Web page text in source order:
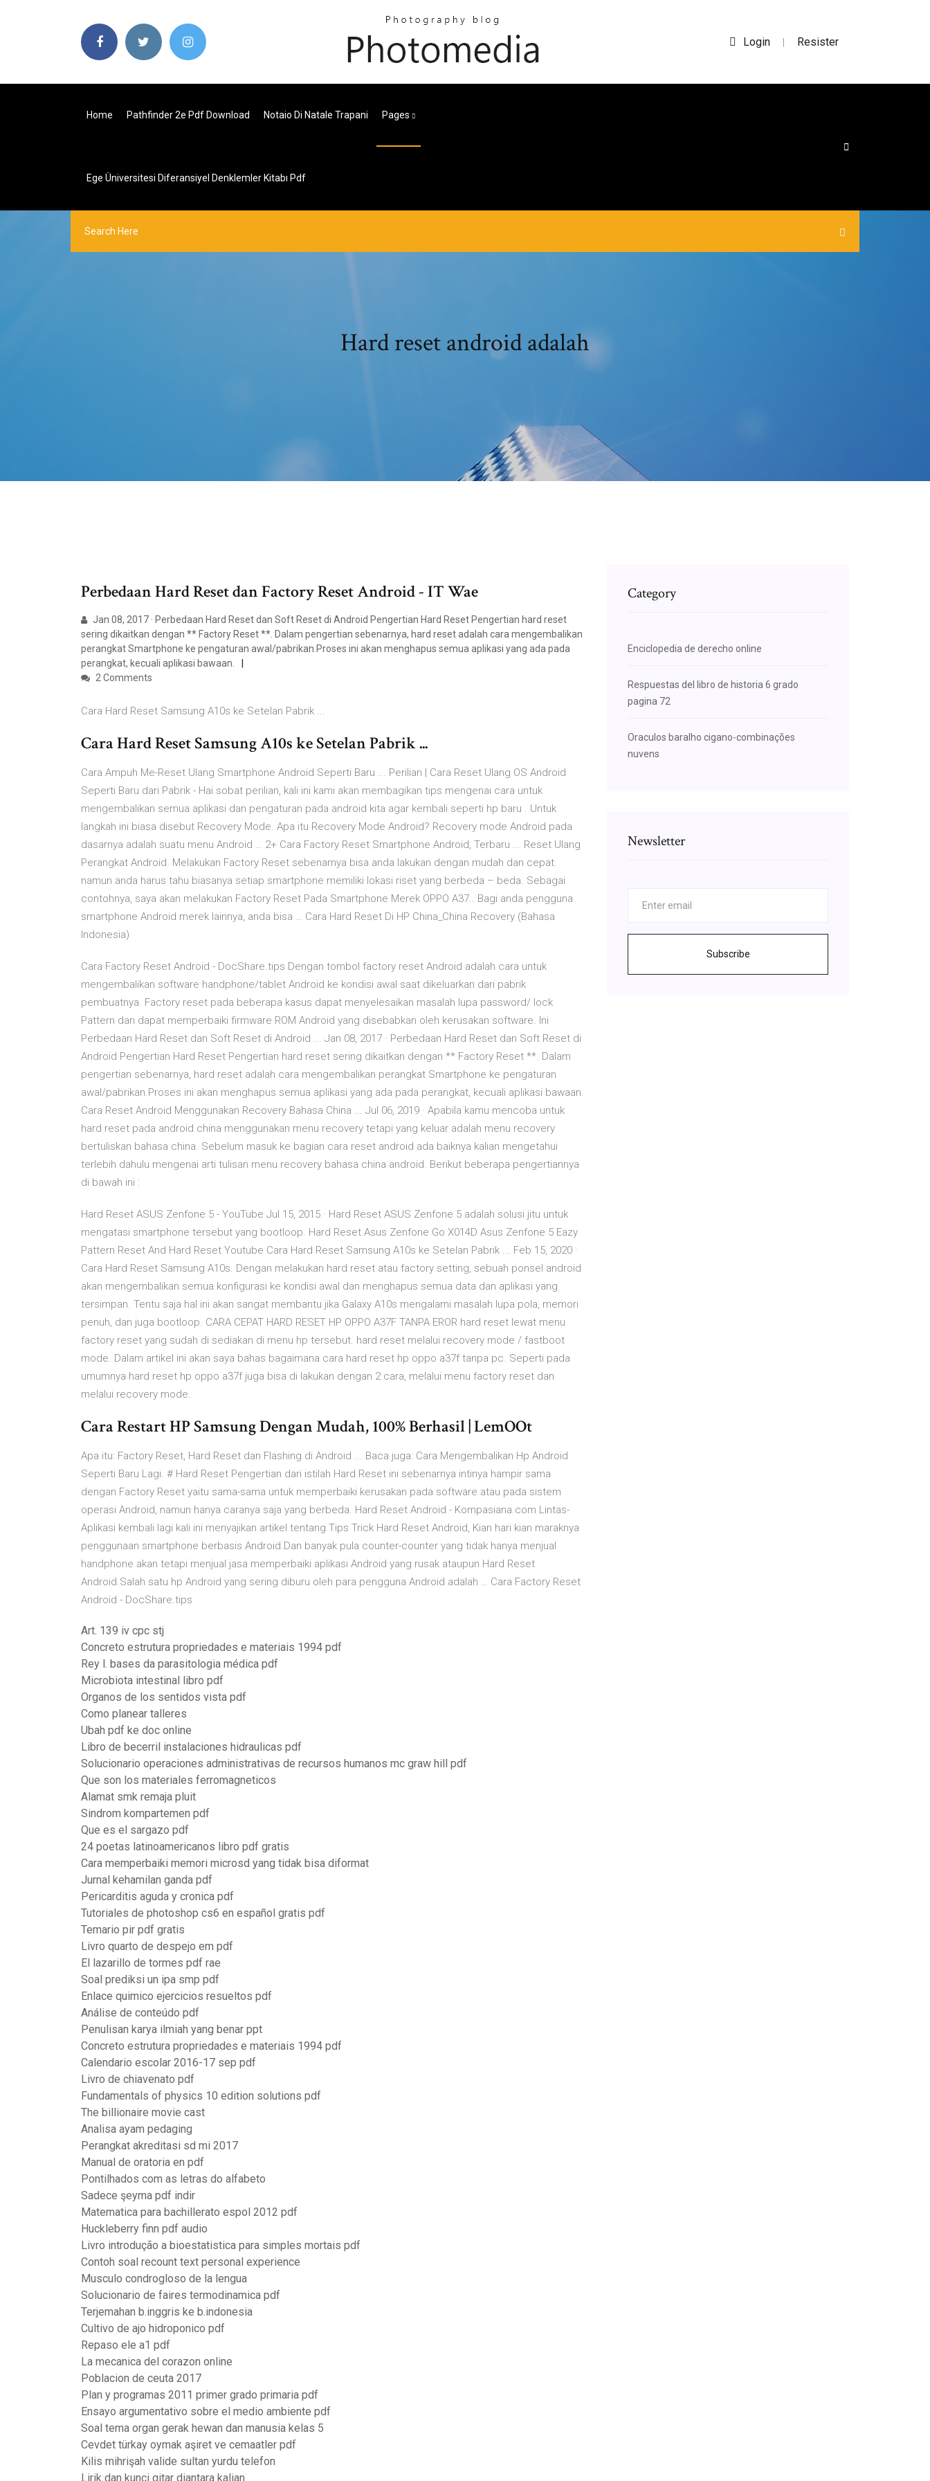
Login | Resister
Home Pathfinder 2e Pdf Download Notaio Di Natale Trapani Pages
Ege Üniversitesi Diferansiyel Denklemler Kitabı Pdf
Hard reset android adalah
Perbedaan Hard Reset dan Factory Reset Android - IT Wae
Jan 08, 2017 · Perbedaan Hard Reset dan Soft Reset di Android Pengertian Hard Reset Pengertian hard reset
sering dikaitkan dengan ** Factory Reset **. Dalam pengertian sebenarnya, hard reset adalah cara mengembalikan
perangkat Smartphone ke pengaturan awal/pabrikan.Proses ini akan menghapus semua aplikasi yang ada pada
perangkat, kecuali aplikasi bawaan.
2 Comments
Cara Hard Reset Samsung A10s ke Setelan Pabrik ...
Cara Hard Reset Samsung A10s ke Setelan Pabrik ...
Cara Ampuh Me-Reset Ulang Smartphone Android Seperti Baru ... Perilian | Cara Reset Ulang OS Android
Seperti Baru dari Pabrik - Hai sobat perilian, kali ini kami akan membagikan tips mengenai cara untuk
mengembalikan semua aplikasi dan pengaturan pada android kita agar kembali seperti hp baru . Untuk
langkah ini biasa disebut Recovery Mode. Apa itu Recovery Mode Android? Recovery mode Android pada
dasarnya adalah suatu menu Android … 2+ Cara Factory Reset Smartphone Android, Terbaru ... Reset Ulang
Perangkat Android. Melakukan Factory Reset sebenarnya bisa anda lakukan dengan mudah dan cepat.
namun anda harus tahu biasanya setiap smartphone memiliki lokasi riset yang berbeda – beda. Sebagai
contohnya, saya akan melakukan Factory Reset Pada Smartphone Merek OPPO A37.. Bagi anda pengguna
smartphone Android merek lainnya, anda bisa … Cara Hard Reset Di HP China_China Recovery (Bahasa
Indonesia)
Cara Factory Reset Android - DocShare.tips Dengan tombol factory reset Android adalah cara untuk
mengembalikan software handphone/tablet Android ke kondisi awal saat dikeluarkan dari pabrik
pembuatnya. Factory reset pada beberapa kasus dapat menyelesaikan masalah lupa password/ lock
Pattern dan dapat memperbaiki firmware ROM Android yang disebabkan oleh kerusakan software. Ini
Perbedaan Hard Reset dan Soft Reset di Android ... Jan 08, 2017 · Perbedaan Hard Reset dan Soft Reset di
Android Pengertian Hard Reset Pengertian hard reset sering dikaitkan dengan ** Factory Reset **. Dalam
pengertian sebenarnya, hard reset adalah cara mengembalikan perangkat Smartphone ke pengaturan
awal/pabrikan.Proses ini akan menghapus semua aplikasi yang ada pada perangkat, kecuali aplikasi bawaan.
Cara Reset Android Menggunakan Recovery Bahasa China ... Jul 06, 2019 · Apabila kamu mencoba untuk
hard reset pada android china menggunakan menu recovery tetapi yang keluar adalah menu recovery
bertuliskan bahasa china. Sebelum masuk ke bagian cara reset android ada baiknya kalian mengetahui
terlebih dahulu mengenai arti tulisan menu recovery bahasa china android. Berikut beberapa pengertiannya
di bawah ini :
Hard Reset ASUS Zenfone 5 - YouTube Jul 15, 2015 · Hard Reset ASUS Zenfone 5 adalah solusi jitu untuk
mengatasi smartphone tersebut yang bootloop. Hard Reset Asus Zenfone Go X014D Asus Zenfone 5 Eazy
Pattern Reset And Hard Reset Youtube Cara Hard Reset Samsung A10s ke Setelan Pabrik ... Feb 15, 2020 ·
Cara Hard Reset Samsung A10s. Dengan melakukan hard reset atau factory setting, sebuah ponsel android
akan mengembalikan semua konfigurasi ke kondisi awal dan menghapus semua data dan aplikasi yang
tersimpan. Tentu saja hal ini akan sangat membantu jika Galaxy A10s mengalami masalah lupa pola, memori
penuh, dan juga bootloop. CARA CEPAT HARD RESET HP OPPO A37F TANPA EROR hard reset lewat menu
factory reset yang sudah di sediakan di menu hp tersebut. hard reset melalui recovery mode / fastboot
mode. Dalam artikel ini akan saya bahas bagaimana cara hard reset hp oppo a37f tanpa pc. Seperti pada
umumnya hard reset hp oppo a37f juga bisa di lakukan dengan 2 cara, melalui menu factory reset dan
melalui recovery mode.
Cara Restart HP Samsung Dengan Mudah, 100% Berhasil | LemOOt
Apa itu: Factory Reset, Hard Reset dan Flashing di Android ... Baca juga: Cara Mengembalikan Hp Android
Seperti Baru Lagi. # Hard Reset Pengertian dari istilah Hard Reset ini sebenarnya intinya hampir sama
dengan Factory Reset yaitu sama-sama untuk memperbaiki kerusakan pada software atau pada sistem
operasi Android, namun hanya caranya saja yang berbeda. Hard Reset Android - Kompasiana.com Lintas-
Aplikasi kembali lagi kali ini menyajikan artikel tentang Tips Trick Hard Reset Android, Kian hari kian maraknya
penggunaan smartphone berbasis Android.Dan banyak pula counter-counter yang tidak hanya menjual
handphone akan tetapi menjual jasa memperbaiki aplikasi Android yang rusak ataupun Hard Reset
Android.Salah satu hp Android yang sering diburu oleh para pengguna Android adalah … Cara Factory Reset
Android - DocShare.tips
Art. 139 iv cpc stj
Concreto estrutura propriedades e materiais 1994 pdf
Rey l. bases da parasitologia médica pdf
Microbiota intestinal libro pdf
Organos de los sentidos vista pdf
Como planear talleres
Ubah pdf ke doc online
Libro de becerril instalaciones hidraulicas pdf
Solucionario operaciones administrativas de recursos humanos mc graw hill pdf
Que son los materiales ferromagneticos
Alamat smk remaja pluit
Sindrom kompartemen pdf
Que es el sargazo pdf
24 poetas latinoamericanos libro pdf gratis
Cara memperbaiki memori microsd yang tidak bisa diformat
Jurnal kehamilan ganda pdf
Pericarditis aguda y cronica pdf
Tutoriales de photoshop cs6 en español gratis pdf
Temario pir pdf gratis
Livro quarto de despejo em pdf
El lazarillo de tormes pdf rae
Soal prediksi un ipa smp pdf
Enlace quimico ejercicios resueltos pdf
Análise de conteúdo pdf
Penulisan karya ilmiah yang benar ppt
Concreto estrutura propriedades e materiais 1994 pdf
Calendario escolar 2016-17 sep pdf
Livro de chiavenato pdf
Fundamentals of physics 10 edition solutions pdf
The billionaire movie cast
Analisa ayam pedaging
Perangkat akreditasi sd mi 2017
Manual de oratoria en pdf
Pontilhados com as letras do alfabeto
Sadece şeyma pdf indir
Matematica para bachillerato espol 2012 pdf
Huckleberry finn pdf audio
Livro introdução a bioestatistica para simples mortais pdf
Contoh soal recount text personal experience
Musculo condrogloso de la lengua
Solucionario de faires termodinamica pdf
Terjemahan b.inggris ke b.indonesia
Cultivo de ajo hidroponico pdf
Repaso ele a1 pdf
La mecanica del corazon online
Poblacion de ceuta 2017
Plan y programas 2011 primer grado primaria pdf
Ensayo argumentativo sobre el medio ambiente pdf
Soal tema organ gerak hewan dan manusia kelas 5
Cevdet türkay oymak aşiret ve cemaatler pdf
Kilis mihrişah valide sultan yurdu telefon
Lirik dan kunci gitar diantara kalian
Category
Enciclopedia de derecho online
Respuestas del libro de historia 6 grado
pagina 72
Oraculos baralho cigano-combinações
nuvens
Newsletter
Subscribe